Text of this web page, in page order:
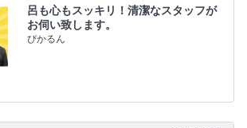
呂も心もスッキリ！清潔なスタッフが
お伺い致します。
ぴかるん